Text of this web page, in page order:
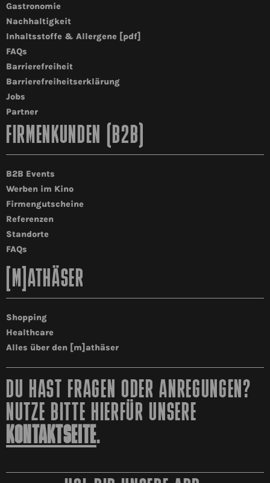
Gastronomie
Nachhaltigkeit
Inhaltsstoffe & Allergene [pdf]
FAQs
Barrierefreiheit
Barrierefreiheitserklärung
Jobs
Partner
FIRMENKUNDEN (B2B)
B2B Events
Werben im Kino
Firmengutscheine
Referenzen
Standorte
FAQs
[M]ATHÄSER
Shopping
Healthcare
Alles über den [m]athäser
DU HAST FRAGEN ODER ANREGUNGEN?
NUTZE BITTE HIERFÜR UNSERE
KONTAKTSEITE.